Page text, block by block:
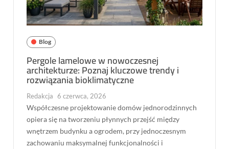
Blog
Pergole lamelowe w nowoczesnej
architekturze: Poznaj kluczowe trendy i
rozwiązania bioklimatyczne
Redakcja 6 czerwca, 2026
Współczesne projektowanie domów jednorodzinnych
opiera się na tworzeniu płynnych przejść między
wnętrzem budynku a ogrodem, przy jednoczesnym
zachowaniu maksymalnej funkcjonalności i